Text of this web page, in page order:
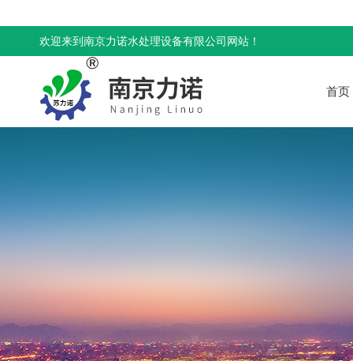
欢迎来到南京力诺水处理设备有限公司网站！
首页